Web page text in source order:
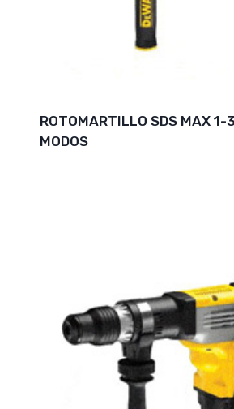
ROTOMARTILLO SDS MAX 1-
MODOS